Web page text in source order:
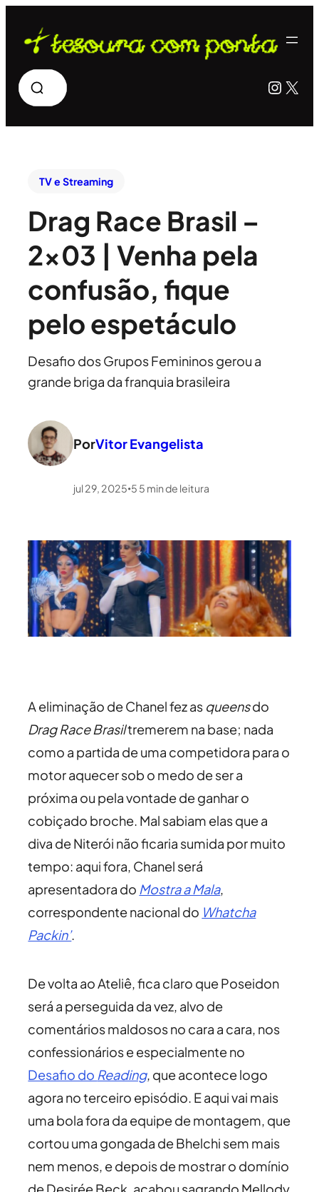
Pesquisar X
TV e Streaming
Drag Race Brasil –
2×03 | Venha pela
confusão, fique
pelo espetáculo
Desafio dos Grupos Femininos gerou a
grande briga da franquia brasileira
PorVitor Evangelista
jul 29, 2025 •5 5 min de leitura
A eliminação de Chanel fez as queensdo
Drag Race Brasiltremerem na base; nada
como a partida de uma competidora para o
motor aquecer sob o medo de ser a
próxima ou pela vontade de ganhar o
cobiçado broche. Mal sabiam elas que a
diva de Niterói não ficaria sumida por muito
tempo: aqui fora, Chanel será
apresentadora do Mostra a Mala,
correspondente nacional do Whatcha
Packin’.
De volta ao Ateliê, fica claro que Poseidon
será a perseguida da vez, alvo de
comentários maldosos no cara a cara, nos
confessionários e especialmente no
Desafio do Reading, que acontece logo
agora no terceiro episódio. E aqui vai mais
uma bola fora da equipe de montagem, que
cortou uma gongada de Bhelchi sem mais
nem menos, e depois de mostrar o domínio